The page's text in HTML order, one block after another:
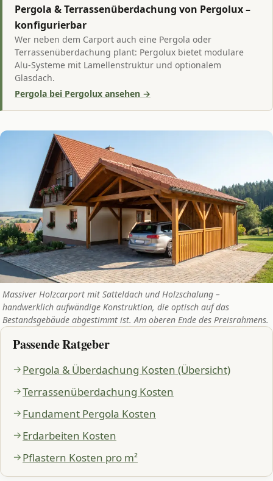
Pergola & Terrassenüberdachung von Pergolux –
konfigurierbar
Wer neben dem Carport auch eine Pergola oder
Terrassenüberdachung plant: Pergolux bietet modulare
Alu-Systeme mit Lamellenstruktur und optionalem
Glasdach.
Pergola bei Pergolux ansehen →
Massiver Holzcarport mit Satteldach und Holzschalung –
handwerklich aufwändige Konstruktion, die optisch auf das
Bestandsgebäude abgestimmt ist. Am oberen Ende des Preisrahmens.
Passende Ratgeber
Pergola & Überdachung Kosten (Übersicht)
Terrassenüberdachung Kosten
Fundament Pergola Kosten
Erdarbeiten Kosten
Pflastern Kosten pro m²